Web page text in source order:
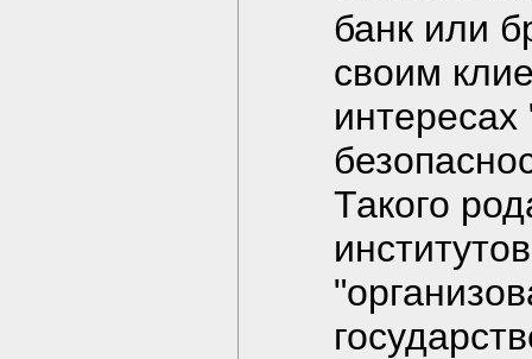
банк или
своим
Такого